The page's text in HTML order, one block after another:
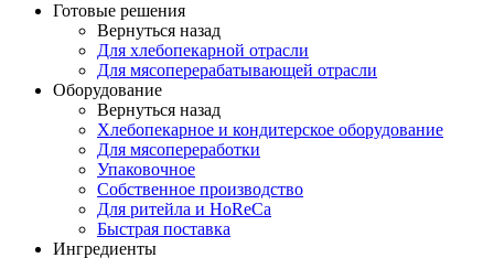
Готовые решения
Вернуться назад
Для хлебопекарной отрасли
Для мясоперерабатывающей отрасли
Оборудование
Вернуться назад
Хлебопекарное и кондитерское оборудование
Для мясопереработки
Упаковочное
Собственное производство
Для ритейла и HoReCa
Быстрая поставка
Ингредиенты